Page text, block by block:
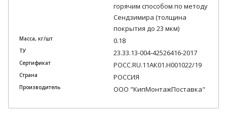
горячим способом по методу
Сендзимира (толщина
покрытия до 23 мкм)
Масса, кг/шт 0.18
ТУ 23.33.13-004-42526416-2017
Сертификат РОСС.RU.11АК01.Н001022/19
Страна РОССИЯ
Производитель ООО "КипМонтажПоставка"